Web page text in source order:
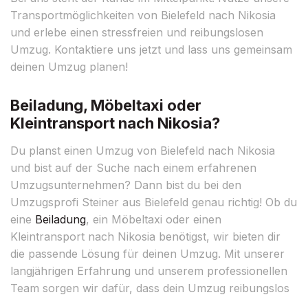
Transportmöglichkeiten von Bielefeld nach Nikosia
und erlebe einen stressfreien und reibungslosen
Umzug. Kontaktiere uns jetzt und lass uns gemeinsam
deinen Umzug planen!
Beiladung, Möbeltaxi oder
Kleintransport nach Nikosia?
Du planst einen Umzug von Bielefeld nach Nikosia
und bist auf der Suche nach einem erfahrenen
Umzugsunternehmen? Dann bist du bei den
Umzugsprofi Steiner aus Bielefeld genau richtig! Ob du
eine Beiladung, ein Möbeltaxi oder einen
Kleintransport nach Nikosia benötigst, wir bieten dir
die passende Lösung für deinen Umzug. Mit unserer
langjährigen Erfahrung und unserem professionellen
Team sorgen wir dafür, dass dein Umzug reibungslos